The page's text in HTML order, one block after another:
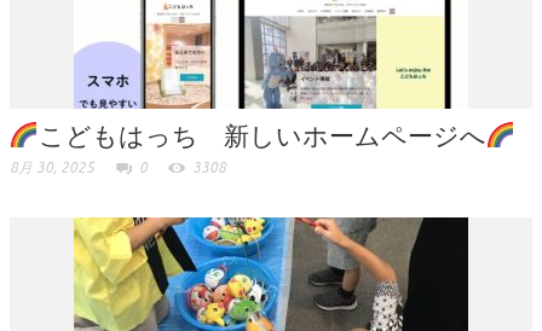
こどもはっち 新しいホームページへ
8月 30, 2025 0 3308